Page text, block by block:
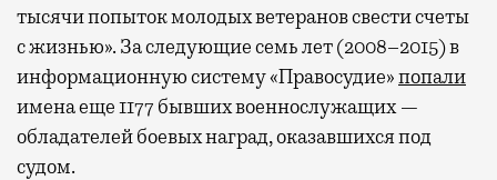
тысячи попыток молодых ветеранов свести счеты
с жизнью». За следующие семь лет (2008–2015) в
информационную систему «Правосудие»попали
имена еще 1177 бывших военнослужащих —
обладателей боевых наград, оказавшихся под
судом.